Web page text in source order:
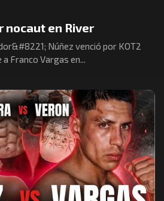
nocaut en River
Núñez venció por KOT2
Franco Vargas en...